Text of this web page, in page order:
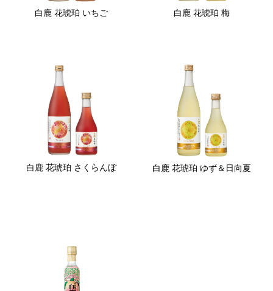
白鹿 花琥珀 いちご 白鹿 花琥珀 梅
白鹿 花琥珀 さくらんぼ 白鹿 花琥珀 ゆず＆日向夏